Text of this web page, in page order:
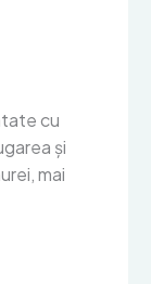
cu
și
mai